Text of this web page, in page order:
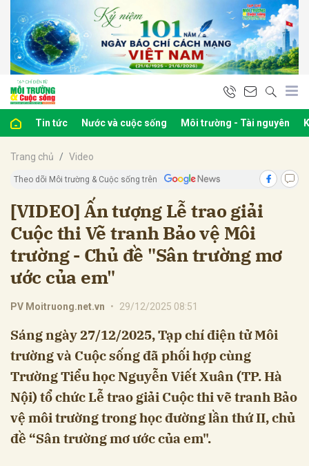
Tin tức Nước và cuộc sống Môi trường - Tài nguyên
Trang chủ Video
Theo dõi Môi trường & Cuộc sống trên
[VIDEO] Ấn tượng Lễ trao giải
Cuộc thi Vẽ tranh Bảo vệ Môi
trường - Chủ đề "Sân trường mơ
ước của em"
PV Moitruong.net.vn • 29/12/2025 08:51
Sáng ngày 27/12/2025, Tạp chí điện tử Môi
trường và Cuộc sống đã phối hợp cùng
Trường Tiểu học Nguyễn Viết Xuân (TP. Hà
Nội) tổ chức Lễ trao giải Cuộc thi vẽ tranh Bảo
vệ môi trường trong học đường lần thứ II, chủ
đề “Sân trường mơ ước của em".
luận
Hủy